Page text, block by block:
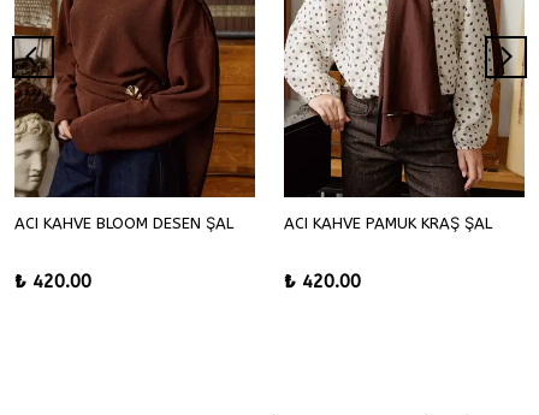
ACI KAHVE BLOOM DESEN ŞAL
₺ 420.00
ACI KAHVE PAMUK KRAŞ ŞAL
₺ 420.00